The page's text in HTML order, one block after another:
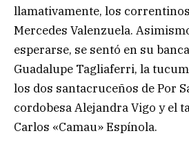
llamativamente, los
Mercedes Valenzuela.
esperarse, se sentó en su
Guadalupe Tagliaferri, la
los dos santacruceños de Por
cordobesa Alejandra Vigo y el
Carlos «Camau» Espínola.